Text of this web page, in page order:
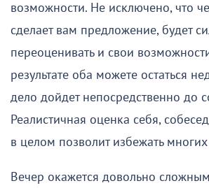
возможности. Не исключено, что
сделает вам предложение, будет
переоценивать и свои
результате оба можете остаться
дело дойдет непосредственно до
Реалистичная оценка себя,
в целом позволит избежать
Вечер окажется довольно